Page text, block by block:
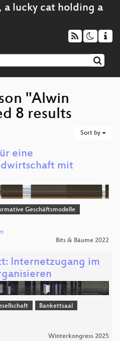
"Alwin
8 results
Sort by
eine
mit
Geschäftsmodelle
Bits & Bäume 2022
Internetzugang im
Bankettsaal
Winterkongress 2025